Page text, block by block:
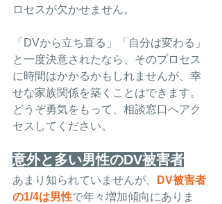
ロセスが欠かせません。
「DVから立ち直る」「自分は変わる」
と一度決意されたなら、そのプロセス
に時間はかかるかもしれませんが、幸
せな家族関係を築くことはできます。
どうぞ勇気をもって、相談窓口へアク
セスしてください。
意外と多い男性のDV被害者
あまり知られていませんが、
DV被害者
の1/4は男性で年々増加傾向にありま